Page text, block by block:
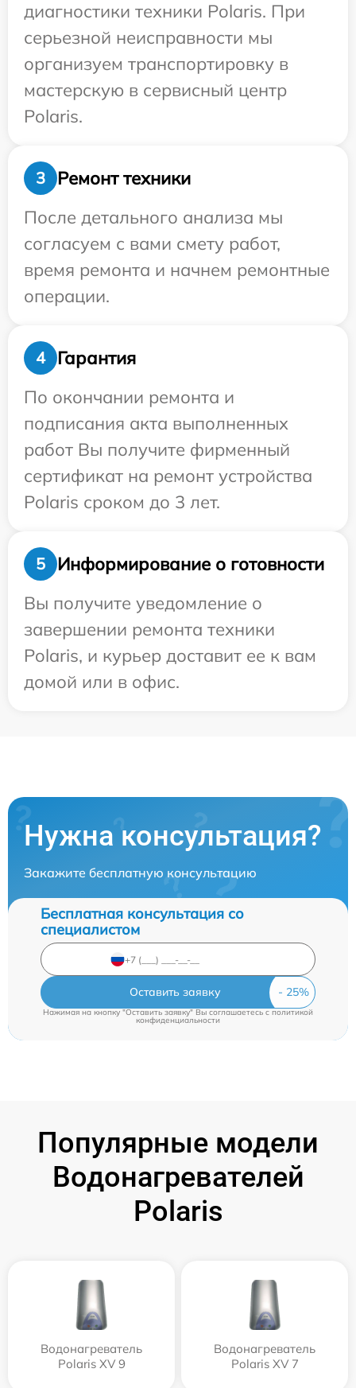
диагностики техники Polaris. При
серьезной неисправности мы
организуем транспортировку в
мастерскую в сервисный центр
Polaris.
3
Ремонт техники
После детального анализа мы
согласуем с вами смету работ,
время ремонта и начнем ремонтные
операции.
4
Гарантия
По окончании ремонта и
подписания акта выполненных
работ Вы получите фирменный
сертификат на ремонт устройства
Polaris сроком до 3 лет.
5
Информирование о готовности
Вы получите уведомление о
завершении ремонта техники
Polaris, и курьер доставит ее к вам
домой или в офис.
Нужна консультация?
Закажите бесплатную консультацию
Бесплатная консультация со
специалистом
Оставить заявку
Нажимая на кнопку "Оставить заявку" Вы соглашаетесь cполитикой
конфиденциальности
Популярные модели
Водонагревателей
Polaris
Водонагреватель
Polaris XV 9
Водонагреватель
Polaris XV 7